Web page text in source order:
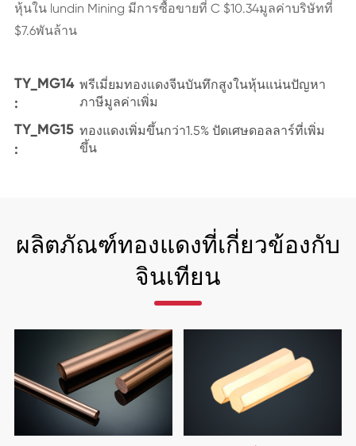
หุ้นใน lundin Mining มีการซื้อขายที่ C $10.34มูลค่าบริษัทที่
$7.6พันล้าน
TY_MG14
:
พรีเมี่ยมทองแดงจีนบันทึกสูงในหุ้นแน่นปัญหา
ภาษีมูลค่าเพิ่ม
TY_MG15
:
ทองแดงเพิ่มขึ้นกว่า1.5% ปัดเศษดอลลาร์ที่เพิ่ม
ขึ้น
ผลิตภัณฑ์ทองแดงที่เกี่ยวข้องกับ
จินเทียน